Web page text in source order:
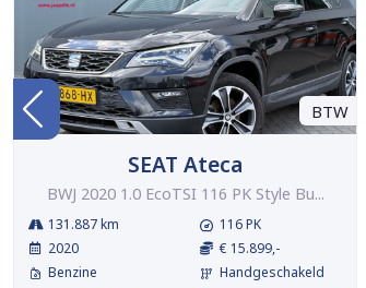
BTW
SEAT Ateca
BWJ 2020 1.0 EcoTSI 116 PK Style Bu...
131.887 km
2020
Benzine
116 PK
€ 15.899,-
Handgeschakeld